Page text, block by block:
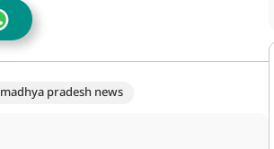
madhya pradesh news